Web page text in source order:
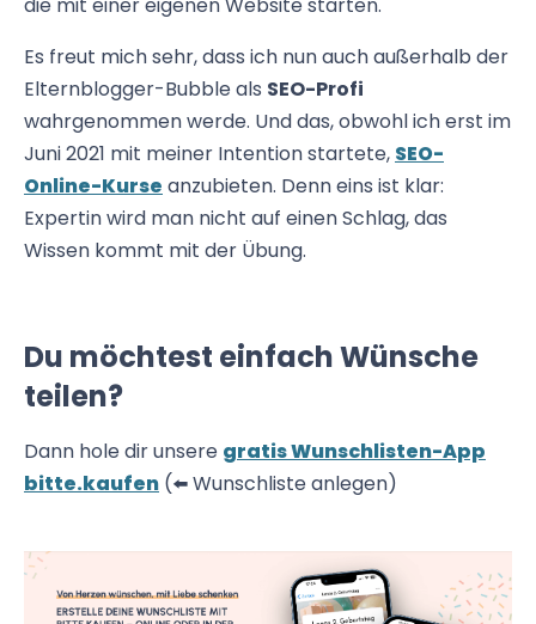
die mit einer eigenen Website starten.
Es freut mich sehr, dass ich nun auch außerhalb der
Elternblogger-Bubble als SEO-Profi
wahrgenommen werde. Und das, obwohl ich erst im
Juni 2021 mit meiner Intention startete, SEO-
Online-Kurse anzubieten. Denn eins ist klar:
Expertin wird man nicht auf einen Schlag, das
Wissen kommt mit der Übung.
Du möchtest einfach Wünsche
teilen?
Dann hole dir unsere gratis Wunschlisten-App
bitte.kaufen (⬅️ Wunschliste anlegen)